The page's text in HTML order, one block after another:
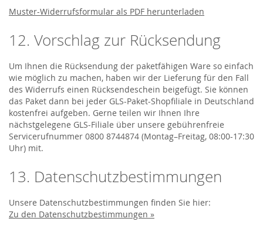
Muster-Widerrufsformular als PDF herunterladen
12. Vorschlag zur Rücksendung
Um Ihnen die Rücksendung der paketfähigen Ware so einfach
wie möglich zu machen, haben wir der Lieferung für den Fall
des Widerrufs einen Rücksendeschein beigefügt. Sie können
das Paket dann bei jeder GLS-Paket-Shopfiliale in Deutschland
kostenfrei aufgeben. Gerne teilen wir Ihnen Ihre
nächstgelegene GLS-Filiale über unsere gebührenfreie
Servicerufnummer 0800 8744874 (Montag–Freitag, 08:00-17:30
Uhr) mit.
13. Datenschutzbestimmungen
Unsere Datenschutzbestimmungen finden Sie hier:
Zu den Datenschutzbestimmungen »